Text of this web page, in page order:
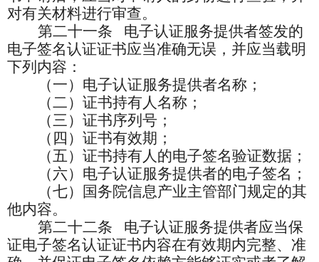
对有关材料进行审查。
第二十一条
电子认证服务提供者签发的
电子签名认证证书应当准确无误，并应当载明
下列内容：
（一）电子认证服务提供者名称；
（二）证书持有人名称；
（三）证书序列号；
（四）证书有效期；
（五）证书持有人的电子签名验证数据；
（六）电子认证服务提供者的电子签名；
（七）国务院信息产业主管部门规定的其
他内容。
第二十二条
电子认证服务提供者应当保
证电子签名认证证书内容在有效期内完整、准